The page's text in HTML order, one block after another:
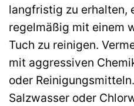
langfristig zu erhalten,
regelmäßig mit einem
Tuch zu reinigen.
mit aggressiven
oder
Salzwasser oder